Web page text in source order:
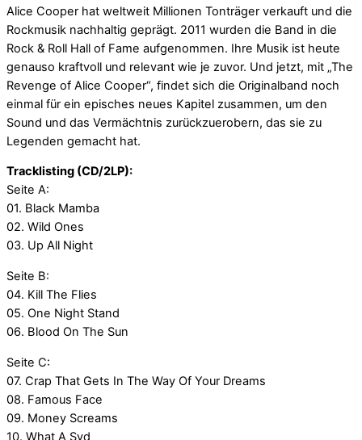
Alice Cooper hat weltweit Millionen Tonträger verkauft und die
Rockmusik nachhaltig geprägt. 2011 wurden die Band in die
Rock & Roll Hall of Fame aufgenommen. Ihre Musik ist heute
genauso kraftvoll und relevant wie je zuvor. Und jetzt, mit „The
Revenge of Alice Cooper“, findet sich die Originalband noch
einmal für ein episches neues Kapitel zusammen, um den
Sound und das Vermächtnis zurückzuerobern, das sie zu
Legenden gemacht hat.
Tracklisting (CD/2LP):
Seite A:
01. Black Mamba
02. Wild Ones
03. Up All Night
Seite B:
04. Kill The Flies
05. One Night Stand
06. Blood On The Sun
Seite C:
07. Crap That Gets In The Way Of Your Dreams
08. Famous Face
09. Money Screams
10. What A Syd